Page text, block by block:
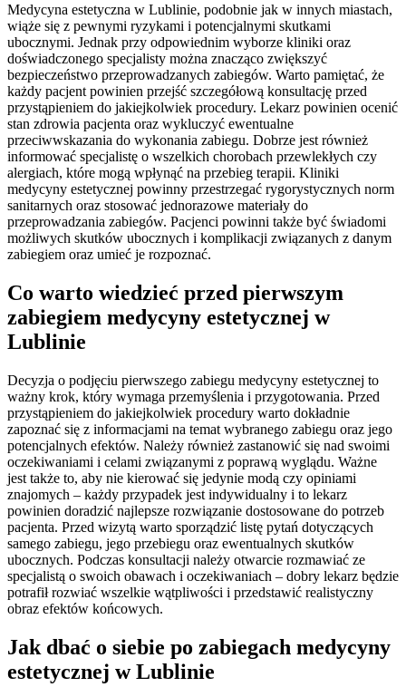
Medycyna estetyczna w Lublinie, podobnie jak w innych miastach,
wiąże się z pewnymi ryzykami i potencjalnymi skutkami
ubocznymi. Jednak przy odpowiednim wyborze kliniki oraz
doświadczonego specjalisty można znacząco zwiększyć
bezpieczeństwo przeprowadzanych zabiegów. Warto pamiętać, że
każdy pacjent powinien przejść szczegółową konsultację przed
przystąpieniem do jakiejkolwiek procedury. Lekarz powinien ocenić
stan zdrowia pacjenta oraz wykluczyć ewentualne
przeciwwskazania do wykonania zabiegu. Dobrze jest również
informować specjalistę o wszelkich chorobach przewlekłych czy
alergiach, które mogą wpłynąć na przebieg terapii. Kliniki
medycyny estetycznej powinny przestrzegać rygorystycznych norm
sanitarnych oraz stosować jednorazowe materiały do
przeprowadzania zabiegów. Pacjenci powinni także być świadomi
możliwych skutków ubocznych i komplikacji związanych z danym
zabiegiem oraz umieć je rozpoznać.
Co warto wiedzieć przed pierwszym
zabiegiem medycyny estetycznej w
Lublinie
Decyzja o podjęciu pierwszego zabiegu medycyny estetycznej to
ważny krok, który wymaga przemyślenia i przygotowania. Przed
przystąpieniem do jakiejkolwiek procedury warto dokładnie
zapoznać się z informacjami na temat wybranego zabiegu oraz jego
potencjalnych efektów. Należy również zastanowić się nad swoimi
oczekiwaniami i celami związanymi z poprawą wyglądu. Ważne
jest także to, aby nie kierować się jedynie modą czy opiniami
znajomych – każdy przypadek jest indywidualny i to lekarz
powinien doradzić najlepsze rozwiązanie dostosowane do potrzeb
pacjenta. Przed wizytą warto sporządzić listę pytań dotyczących
samego zabiegu, jego przebiegu oraz ewentualnych skutków
ubocznych. Podczas konsultacji należy otwarcie rozmawiać ze
specjalistą o swoich obawach i oczekiwaniach – dobry lekarz będzie
potrafił rozwiać wszelkie wątpliwości i przedstawić realistyczny
obraz efektów końcowych.
Jak dbać o siebie po zabiegach medycyny
estetycznej w Lublinie